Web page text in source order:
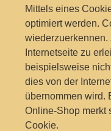
Mittels eines
optimiert werden.
wiederzuerkennen.
Internetseite zu
beispielsweise
dies von der
übernommen wird.
Online-Shop merkt
Cookie.